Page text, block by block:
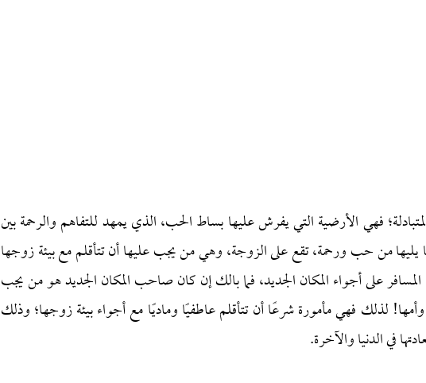
فهي الأرضية التي يفرش عليها بساط الحب، الذي يمهد للتفاهم والرحمة بين
يليها من حب ورحمة، تقع على الزوجة، وهي من يجب عليها أن تتأقلم مع بيئة زوجها
على أجواء المكان الجديد، فما بالك إن كان صاحب المكان الجديد هو من يجب
لذلك فهي مأمورة شرعًا أن تتأقلم عاطفيًا وماديًا مع أجواء بيئة زوجها؛ وذلك
في الدنيا والآخرة.